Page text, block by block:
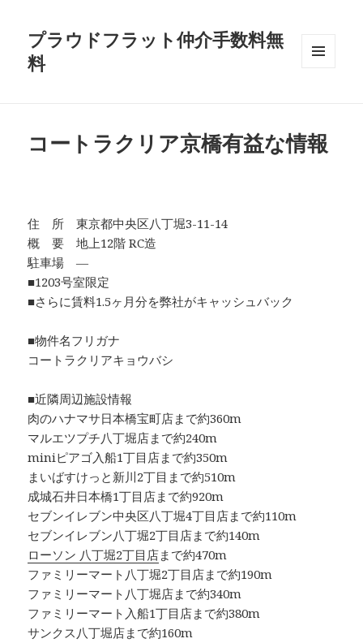
プラウドフラット仲介手数料無
料
コートラクリア京橋有益な情報
住 所 東京都中央区八丁堀3-11-14
概 要 地上12階 RC造
駐車場 ―
■1203号室限定
■さらに賃料1.5ヶ月分を弊社がキャッシュバック
■物件名フリガナ
コートラクリアキョウバシ
■近隣周辺施設情報
肉のハナマサ日本橋宝町店まで約360m
マルエツプチ八丁堀店まで約240m
miniピアゴ入船1丁目店まで約350m
まいばすけっと新川2丁目まで約510m
成城石井日本橋1丁目店まで約920m
セブンイレブン中央区八丁堀4丁目店まで約110m
セブンイレブン八丁堀2丁目店まで約140m
ローソン 八丁堀2丁目店まで約470m
ファミリーマート八丁堀2丁目店まで約190m
ファミリーマート八丁堀店まで約340m
ファミリーマート入船1丁目店まで約380m
サンクス八丁堀店まで約160m